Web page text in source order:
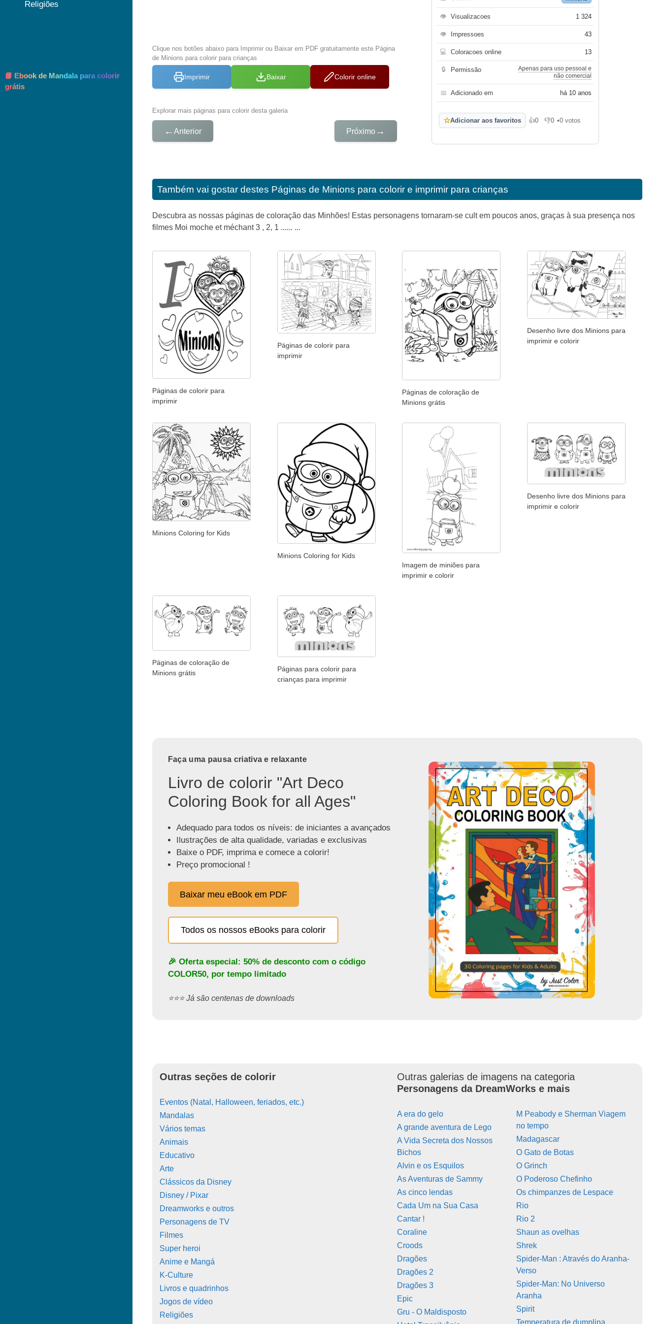
Clique nos botões abaixo para Imprimir ou Baixar em PDF gratuitamente este Página
de Minions para colorir para crianças
Imprimir Baixar Colorir online
Explorar mais páginas para colorir desta galeria
← Anterior Próximo →
👁 Visualizacoes 1 324
👁 Impressoes 43
💻 Coloracoes online 13
🔒 Permissão
Apenas para uso pessoal e
não comercial
📅 Adicionado em há 10 anos
☆Adicionar aos favoritos 👍0
Gosto 👎0
Não gosto
•0 votos
Também vai gostar destes Páginas de Minions para colorir e imprimir para crianças
Descubra as nossas páginas de coloração das Minhões! Estas personagens tornaram-se cult em poucos anos, graças à sua presença nos
filmes Moi moche et méchant 3 , 2, 1 ...... ...
Páginas de colorir para
imprimir
Páginas de colorir para
imprimir
Páginas de coloração de
Minions grátis
Desenho livre dos Minions para
imprimir e colorir
Minions Coloring for Kids
Minions Coloring for Kids
Imagem de miniões para
imprimir e colorir
Desenho livre dos Minions para
imprimir e colorir
Páginas de coloração de
Minions grátis
Páginas para colorir para
crianças para imprimir
Faça uma pausa criativa e relaxante
Livro de colorir "Art Deco
Coloring Book for all Ages"
Adequado para todos os níveis: de iniciantes a avançados
Ilustrações de alta qualidade, variadas e exclusivas
Baixe o PDF, imprima e comece a colorir!
Preço promocional !
Baixar meu eBook em PDF
Todos os nossos eBooks para colorir
🎉 Oferta especial: 50% de desconto com o código
COLOR50, por tempo limitado
⭐️⭐️⭐️ Já são centenas de downloads
Outras seções de colorir
Eventos (Natal, Halloween, feriados, etc.)
Mandalas
Vários temas
Animais
Educativo
Arte
Clássicos da Disney
Disney / Pixar
Dreamworks e outros
Personagens de TV
Filmes
Super heroi
Anime e Mangá
K-Culture
Livros e quadrinhos
Jogos de vídeo
Religiões
Outras galerias de imagens na categoria
Personagens da DreamWorks e mais
A era do gelo
A grande aventura de Lego
A Vida Secreta dos Nossos
Bichos
Alvin e os Esquilos
As Aventuras de Sammy
As cinco lendas
Cada Um na Sua Casa
Cantar !
Coraline
Croods
Dragões
Dragões 2
Dragões 3
Epic
Gru - O Maldisposto
M Peabody e Sherman Viagem
no tempo
Madagascar
O Gato de Botas
O Grinch
O Poderoso Chefinho
Os chimpanzes de Lespace
Rio
Rio 2
Shaun as ovelhas
Shrek
Spider-Man : Através do Aranha-
Verso
Spider-Man: No Universo
Aranha
Spirit
Religiões
📘 Ebook de Mandala para colorir
grátis